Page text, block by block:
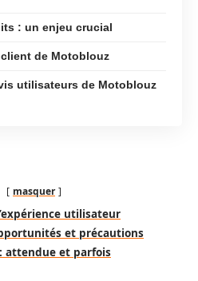
: un enjeu crucial
de Motoblouz
utilisateurs de Motoblouz
masquer
utilisateur
et précautions
attendue et parfois